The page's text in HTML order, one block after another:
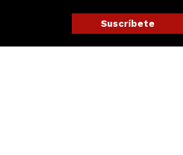
Suscríbete